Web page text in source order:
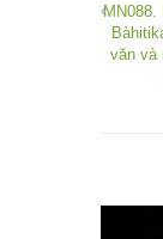
MN088.
văn và